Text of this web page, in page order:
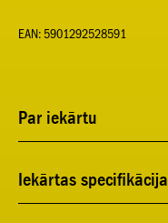
EAN: 5901292528591
Par iekārtu
Iekārtas specifikācija